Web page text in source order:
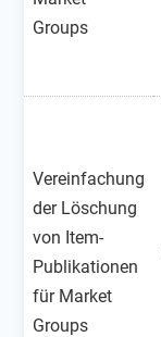
Groups
Vereinfachung
der Löschung
von Item-
Publikationen
für Market
Groups